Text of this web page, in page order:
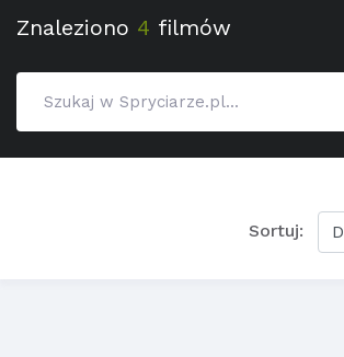
Znaleziono 4 filmów
Sortuj: